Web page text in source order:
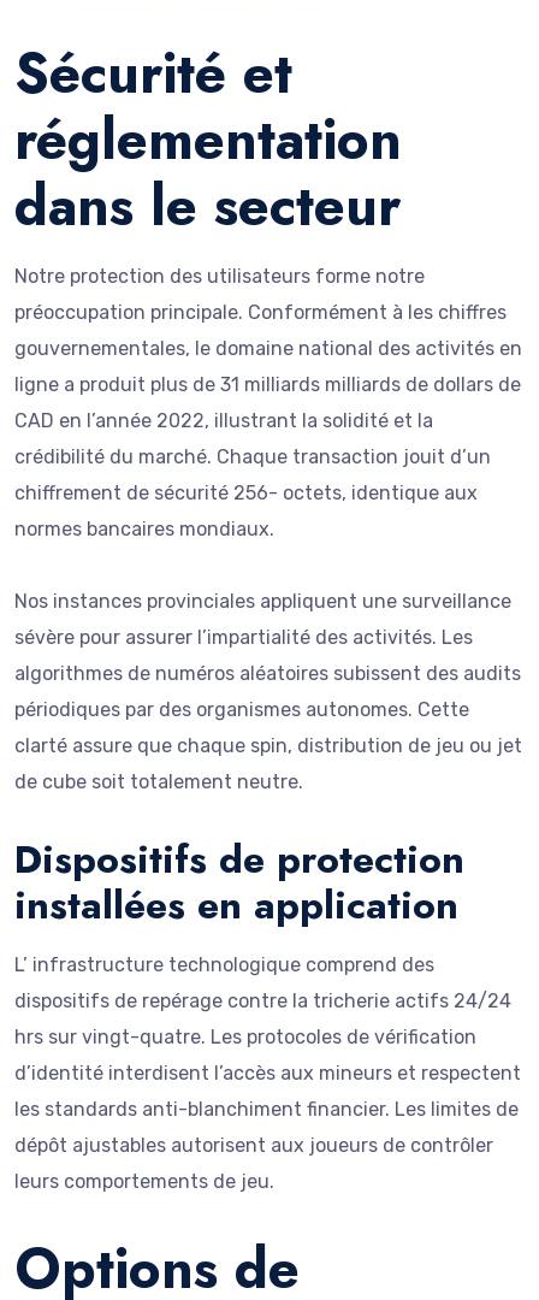
Sécurité et
réglementation
dans le secteur
Notre protection des utilisateurs forme notre
préoccupation principale. Conformément à les chiffres
gouvernementales, le domaine national des activités en
ligne a produit plus de 31 milliards milliards de dollars de
CAD en l’année 2022, illustrant la solidité et la
crédibilité du marché. Chaque transaction jouit d’un
chiffrement de sécurité 256- octets, identique aux
normes bancaires mondiaux.
Nos instances provinciales appliquent une surveillance
sévère pour assurer l’impartialité des activités. Les
algorithmes de numéros aléatoires subissent des audits
périodiques par des organismes autonomes. Cette
clarté assure que chaque spin, distribution de jeu ou jet
de cube soit totalement neutre.
Dispositifs de protection
installées en application
L’ infrastructure technologique comprend des
dispositifs de repérage contre la tricherie actifs 24/24
hrs sur vingt-quatre. Les protocoles de vérification
d’identité interdisent l’accès aux mineurs et respectent
les standards anti-blanchiment financier. Les limites de
dépôt ajustables autorisent aux joueurs de contrôler
leurs comportements de jeu.
Options de